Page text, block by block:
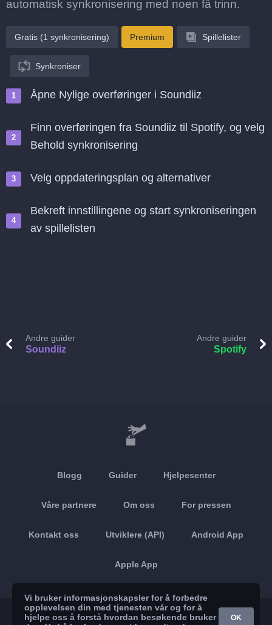
automatisk synkronisering med noen få trinn.
Gratis (1 synkronisering) Premium Spillelister
Synkroniser
Åpne Nylige overføringer i Soundiiz
Finn overføringen fra Soundiiz til Spotify, og velg
Behold synkronisering
Velg oppdateringsplan og alternativer
Bekreft innstillingene og start synkroniseringen
av spillelisten
Andre guider
Soundiiz
Andre guider
Spotify
Blogg Guider Hjelpesenter
Våre partnere Om oss For pressen
Kontakt oss Utviklere (API) Android App
Apple App
© 2026 Brickoft Personvern Tjenestestatus
Vi bruker informasjonskapsler for å forbedre
opplevelsen din med tjenesten vår og for å
hjelpe oss å forstå hvordan besøkende bruker
OK